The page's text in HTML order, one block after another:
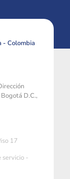
- Colombia
D.C.,
17
servicio -